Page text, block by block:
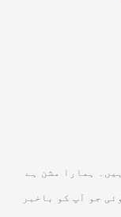
ہمارا مشن ہے
جو آپ کو باخبر